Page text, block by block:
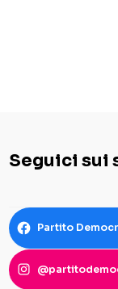
Seguici sui
Partito